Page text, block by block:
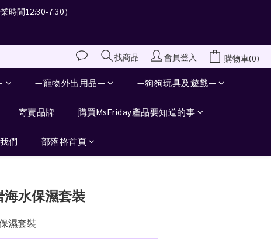
時間12:30-7:30）
找商品 會員登入 購物車(0)
—寵物外出用品— —狗狗玩具及遊戲—
寄賣品牌 購買MsFriday產品要知道的事
們 部落格首頁
水保濕套裝
濕套裝